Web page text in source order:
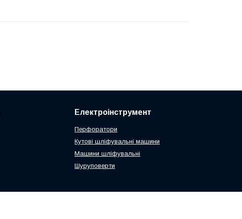
Електроінструмент
Перфоратори
Кутові шліфувальні машини
Машини шліфувальні
Шуруповерти